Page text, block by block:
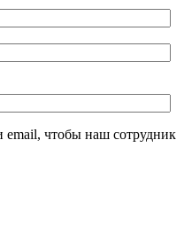
email, чтобы наш сотрудник